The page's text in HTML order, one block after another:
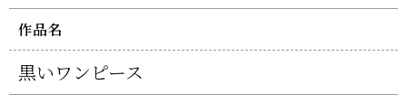
作品名
黒いワンピース